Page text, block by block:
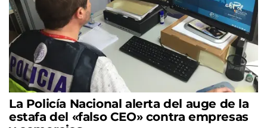
La Policía Nacional alerta del auge de la
estafa del «falso CEO» contra empresas